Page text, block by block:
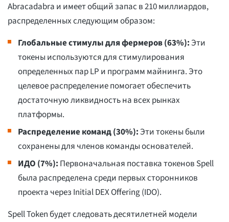
Abracadabra и имеет общий запас в 210 миллиардов,
распределенных следующим образом:
Глобальные стимулы для фермеров (63%):Эти
токены используются для стимулирования
определенных пар LP и программ майнинга. Это
целевое распределение помогает обеспечить
достаточную ликвидность на всех рынках
платформы.
Распределение команд (30%):Эти токены были
сохранены для членов команды основателей.
ИДО (7%): Первоначальная поставка токенов Spell
была распределена среди первых сторонников
проекта через Initial DEX Offering (IDO).
Spell Token будет следовать десятилетней модели